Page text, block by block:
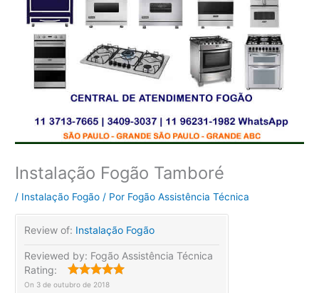
Instalação Fogão Tamboré
/ Instalação Fogão / Por Fogão Assistência Técnica
Review of: Instalação Fogão
Reviewed by: Fogão Assistência Técnica
Rating:
On 3 de outubro de 2018